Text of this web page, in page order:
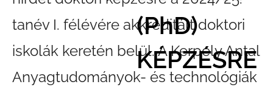
(PhD)
KÉPZÉSRE
tanév I. félévére akkreditált doktori
iskolák keretén belül. A Kerpely Antal
Anyagtudományok- és technológiák